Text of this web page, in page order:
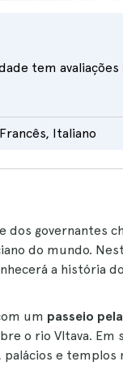
tem avaliações
Italiano
dos governantes
do mundo.
a história
um passeio
o rio Vltava.
e templos